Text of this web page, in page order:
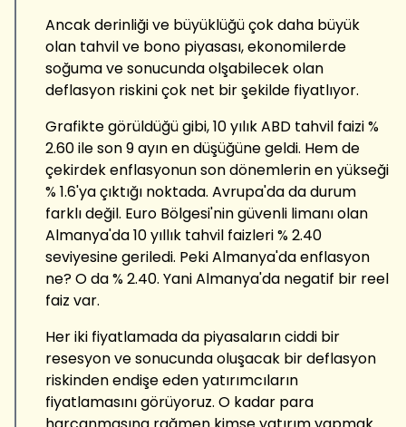
Ancak derinliği ve büyüklüğü çok daha büyük
olan tahvil ve bono piyasası, ekonomilerde
soğuma ve sonucunda olşabilecek olan
deflasyon riskini çok net bir şekilde fiyatlıyor.
Grafikte görüldüğü gibi, 10 yılık ABD tahvil faizi %
2.60 ile son 9 ayın en düşüğüne geldi. Hem de
çekirdek enflasyonun son dönemlerin en yükseği
% 1.6'ya çıktığı noktada. Avrupa'da da durum
farklı değil. Euro Bölgesi'nin güvenli limanı olan
Almanya'da 10 yıllık tahvil faizleri % 2.40
seviyesine geriledi. Peki Almanya'da enflasyon
ne? O da % 2.40. Yani Almanya'da negatif bir reel
faiz var.
Her iki fiyatlamada da piyasaların ciddi bir
resesyon ve sonucunda oluşacak bir deflasyon
riskinden endişe eden yatırımcıların
fiyatlamasını görüyoruz. O kadar para